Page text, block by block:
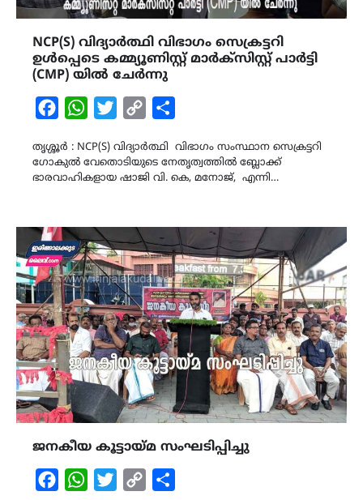
NCP(S) വിദ്യാർത്ഥി വിഭാഗം സെക്രട്ടറി
ഉൾപ്പെടെ കമ്മ്യൂണിസ്റ്റ് മാർക്സിസ്റ്റ് പാർട്ടി
(CMP) യിൽ ചേർന്നു
FacebookWhatsAppTwitterCopy
തൃശ്ശൂർ : NCP(S) വിദ്യാർത്ഥി വിഭാഗം സംസ്ഥാന സെക്രട്ടറി
ഗോകുൽ വേതൊടിയുടെ നേതൃത്വത്തിൽ ബ്ലോക്ക്‌
ഭാരവാഹികളായ ഷാജി വി. കെ, മനോജ്, എന്നി…
ജനകീയ കൂട്ടായ്മ സംഘടിപ്പിച്ചു
FacebookWhatsAppTwitterCopy